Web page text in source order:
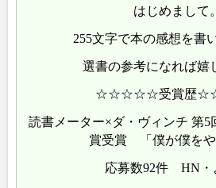
はじめまして。
255文字で本の感想を書
選書の参考になれば嬉
☆☆☆☆☆受賞歴
読書メーター×ダ・ヴィンチ 第5
賞受賞 「僕が僕をや
応募数92件 HN・